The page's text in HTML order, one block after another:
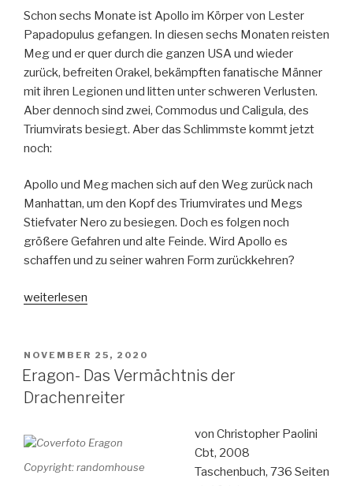
Schon sechs Monate ist Apollo im Körper von Lester
Papadopulus gefangen. In diesen sechs Monaten reisten
Meg und er quer durch die ganzen USA und wieder
zurück, befreiten Orakel, bekämpften fanatische Männer
mit ihren Legionen und litten unter schweren Verlusten.
Aber dennoch sind zwei, Commodus und Caligula, des
Triumvirats besiegt. Aber das Schlimmste kommt jetzt
noch:
Apollo und Meg machen sich auf den Weg zurück nach
Manhattan, um den Kopf des Triumvirates und Megs
Stiefvater Nero zu besiegen. Doch es folgen noch
größere Gefahren und alte Feinde. Wird Apollo es
schaffen und zu seiner wahren Form zurückkehren?
„The
Nero
-
The
Apollo
–
weiterlesen
VERÖFFENTLICHT
AM
NOVEMBER 25, 2020
Eragon- Das Vermächtnis der
Drachenreiter
Copyright: randomhouse
von Christopher Paolini
Cbt, 2008
Taschenbuch, 736 Seiten